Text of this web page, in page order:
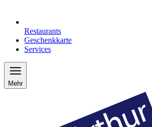
Restaurants
Geschenkkarte
Services
Mehr